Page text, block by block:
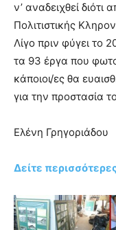
ν’ αναδειχθεί διότι
Πολιτιστικής
Λίγο πριν φύγει το
τα 93 έργα που
κάποιοι/ες θα
για την προστασία
Ελένη Γρηγοριάδου
Δείτε